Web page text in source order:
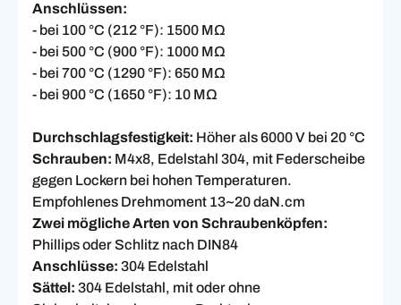
Anschlüssen:
- bei 100 °C (212 °F): 1500 MΩ
- bei 500 °C (900 °F): 1000 MΩ
- bei 700 °C (1290 °F): 650 MΩ
- bei 900 °C (1650 °F): 10 MΩ
Durchschlagsfestigkeit: Höher als 6000 V bei 20 °C
Schrauben: M4x8, Edelstahl 304, mit Federscheibe
gegen Lockern bei hohen Temperaturen.
Empfohlenes Drehmoment 13~20 daN.cm
Zwei mögliche Arten von Schraubenköpfen:
Phillips oder Schlitz nach DIN84
Anschlüsse: 304 Edelstahl
Sättel: 304 Edelstahl, mit oder ohne